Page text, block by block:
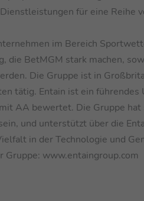
für eine Reihe
im Bereich
die BetMGM stark machen,
Die Gruppe ist in
tätig. Entain ist ein führendes
AA bewertet. Die Gruppe hat
und unterstützt über die
in der Technologie und
www.entaingroup.com